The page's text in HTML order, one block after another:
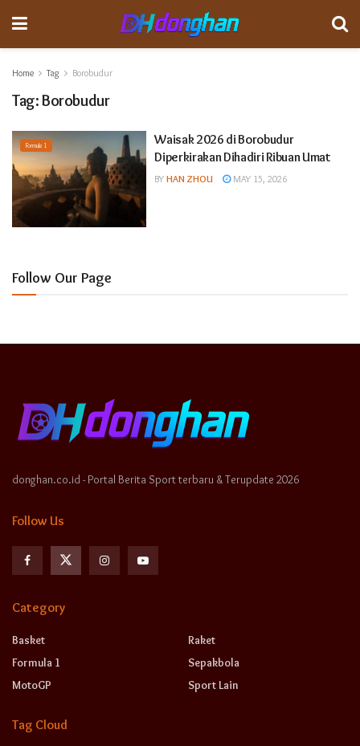
Home Tag Borobudur
Tag:Borobudur
Formula 1
Waisak 2026 di Borobudur
Diperkirakan Dihadiri Ribuan Umat
BY HAN ZHOU MAY 15, 2026
Follow Our Page
donghan.co.id - Portal Berita Sport terbaru & Terupdate 2026
Follow Us
Category
Basket
Formula 1
MotoGP
Raket
Sepakbola
Sport Lain
Tag Cloud